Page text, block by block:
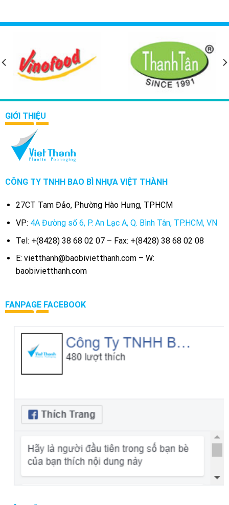
GIỚI THIỆU
CÔNG TY TNHH BAO BÌ NHỰA VIỆT THÀNH
27CT Tam Đảo, Phường Hào Hưng, TPHCM
VP: 4A Đường số 6, P. An Lạc A, Q. Bình Tân, TP.HCM, VN
Tel: +(8428) 38 68 02 07 – Fax: +(8428) 38 68 02 08
E: vietthanh@baobivietthanh.com – W:
baobivietthanh.com
FANPAGE FACEBOOK